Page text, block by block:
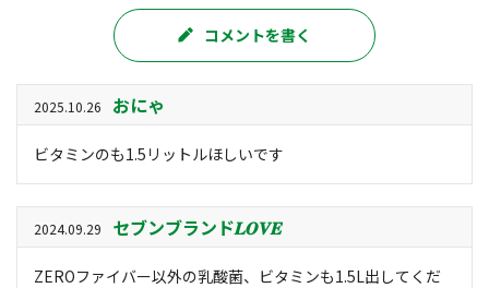
コメントを書く
2025.10.26 おにゃ
ビタミンのも1.5リットルほしいです
2024.09.29 セブンブランド𝑳‌𝑶‌𝑽‌𝑬
ZEROファイバー以外の乳酸菌、ビタミンも1.5L出してくだ